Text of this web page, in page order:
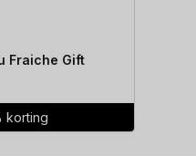
Fraiche Gift
korting